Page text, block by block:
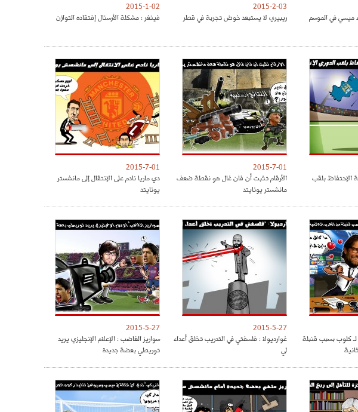
ميسي في الموسم
2015-2-03
ريبيري لا يستبعد خوض تجربة في قطر
2015-1-02
فينغر : مشكلة الأرسنال إفتقاده التوازن
الإحتفاظ بلقب
2015-7-01
الأرقام تثبت أن فان غال هو نقطة ضعف
مانشستر يونايتد
2015-7-01
دي ماريا نادم على الإنتقال إلى مانشستر
يونايتد
لـ كلوب بسبب قنبلة
2015-5-27
غوارديولا : فلسفتي في التدريب تخلق أعداء
لي
2015-5-27
سواريز الغاضب : الإعلام الإنجليزي يريد
توريطي بعضة جديدة